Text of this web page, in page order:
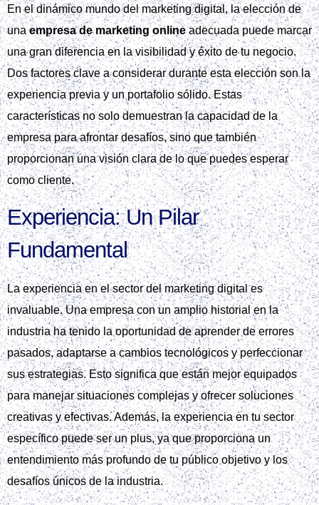
En el dinámico mundo del marketing digital, la elección de
unaempresa de marketing onlineadecuada puede marcar
una gran diferencia en la visibilidad y éxito de tu negocio.
Dos factores clave a considerar durante esta elección son la
experiencia previa y un portafolio sólido. Estas
características no solo demuestran la capacidad de la
empresa para afrontar desafíos, sino que también
proporcionan una visión clara de lo que puedes esperar
como cliente.
Experiencia: Un Pilar
Fundamental
La experiencia en el sector del marketing digital es
invaluable. Una empresa con un amplio historial en la
industria ha tenido la oportunidad de aprender de errores
pasados, adaptarse a cambios tecnológicos y perfeccionar
sus estrategias. Esto significa que están mejor equipados
para manejar situaciones complejas y ofrecer soluciones
creativas y efectivas. Además, la experiencia en tu sector
específico puede ser un plus, ya que proporciona un
entendimiento más profundo de tu público objetivo y los
desafíos únicos de la industria.